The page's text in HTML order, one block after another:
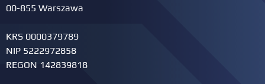
00-855 Warszawa
KRS 0000379789
NIP 5222972858
REGON 142839818